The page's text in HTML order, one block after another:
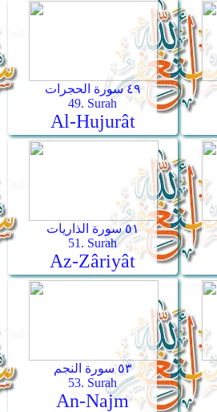
٤٩ سورة الحجرات
49. Surah
Al-Hujurât
٥١ سورة الذاريات
51. Surah
Az-Zâriyât
٥٣ سورة النجم
53. Surah
An-Najm